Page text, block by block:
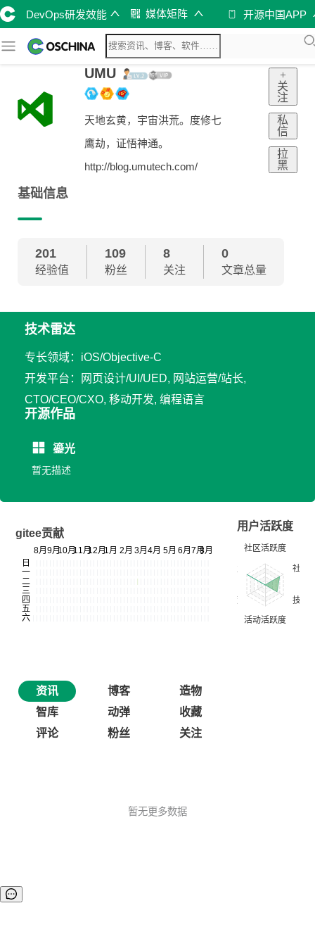
DevOps研发效能 媒体矩阵 开源中国APP
UMU
天地玄黄，宇宙洪荒。度修七
鹰劫，证悟神通。
http://blog.umutech.com/
+
关
注
私
信
拉
黑
基础信息
201
经验值
109
粉丝
8
关注
0
文章总量
技术雷达
专长领域：iOS/Objective-C
开发平台：网页设计/UI/UED, 网站运营/站长,
CTO/CEO/CXO, 移动开发, 编程语言
开源作品
鎏光
暂无描述
gitee贡献
用户活跃度
资讯 博客
造物
智库
动弹
收藏
评论
粉丝 关注
暂无更多数据